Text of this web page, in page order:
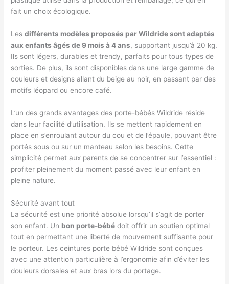
fait un choix écologique.
Lesdifférents modèles proposés par Wildride sont adaptés
aux enfants âgés de 9 mois à 4 ans, supportant jusqu’à 20 kg.
Ils sont légers, durables et trendy, parfaits pour tous types de
sorties. De plus, ils sont disponibles dans une large gamme de
couleurs et designs allant du beige au noir, en passant par des
motifs léopard ou encore café.
L’un des grands avantages des porte-bébés Wildride réside
dans leur facilité d’utilisation. Ils se mettent rapidement en
place en s’enroulant autour du cou et de l’épaule, pouvant être
portés sous ou sur un manteau selon les besoins. Cette
simplicité permet aux parents de se concentrer sur l’essentiel :
profiter pleinement du moment passé avec leur enfant en
pleine nature.
Sécurité avant tout
La sécurité est une priorité absolue lorsqu’il s’agit de porter
son enfant. Un bon porte-bébé doit offrir un soutien optimal
tout en permettant une liberté de mouvement suffisante pour
le porteur. Les ceintures porte bébé Wildride sont conçues
avec une attention particulière à l’ergonomie afin d’éviter les
douleurs dorsales et aux bras lors du portage.